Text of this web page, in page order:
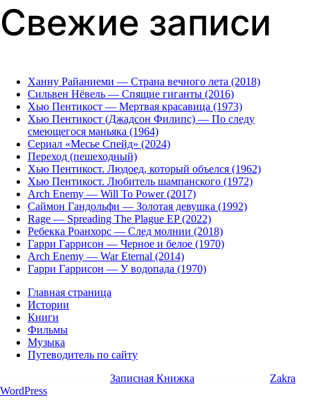
Свежие записи
Ханну Райаниеми — Страна вечного лета (2018)
Сильвен Нёвель — Спящие гиганты (2016)
Хью Пентикост — Мертвая красавица (1973)
Хью Пентикост (Джадсон Филипс) — По следу
смеющегося маньяка (1964)
Сериал «Месье Спейд» (2024)
Переход (пешеходный)
Хью Пентикост. Людоед, который объелся (1962)
Хью Пентикост. Любитель шампанского (1972)
Arch Enemy — Will To Power (2017)
Саймон Гандольфи — Золотая девушка (1992)
Rage — Spreading The Plague EP (2022)
Ребекка Роанхорс — След молнии (2018)
Гарри Гаррисон — Черное и белое (1970)
Arch Enemy — War Eternal (2014)
Гарри Гаррисон — У водопада (1970)
Главная страница
Истории
Книги
Фильмы
Музыка
Путеводитель по сайту
Записная Книжка Zakra
WordPress